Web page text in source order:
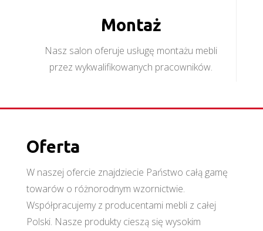
Montaż
Nasz salon oferuje usługę montażu mebli
przez wykwalifikowanych pracowników.
Oferta
W naszej ofercie znajdziecie Państwo całą gamę
towarów o różnorodnym wzornictwie.
Współpracujemy z producentami mebli z całej
Polski. Nasze produkty cieszą się wysokim